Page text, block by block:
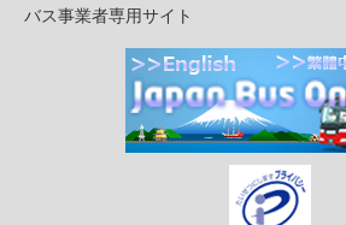
バス事業者専用サイト